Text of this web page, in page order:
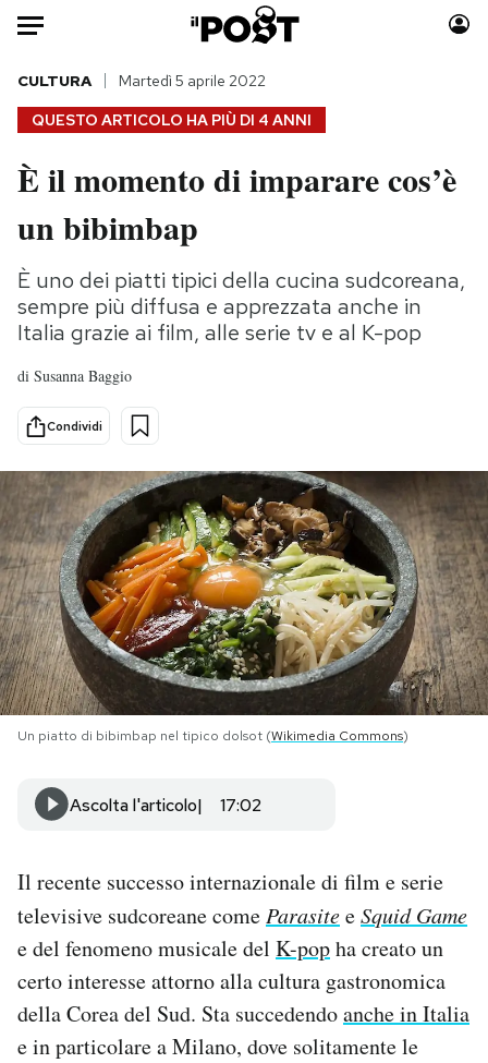
Auto
HOME
Italia
Politica
Tecnologia
Internet
Scienza
Cultura
Economia
Sport
Moda
Storie/Idee
Ok Boomer!
Media
PODCAST
NEWSLETTER
I MIEI PREFERITI
CALENDARIO
AREA PERSONALE
Area Personale
Notifiche mobile
Regala il Post
Hai bisogno di aiuto?
QUESTO ARTICOLO HA PIÙ DI 4 ANNI
CULTURA Martedì 5 aprile 2022
È il momento di imparare cos’è
un bibimbap
È uno dei piatti tipici della cucina sudcoreana,
sempre più diffusa e apprezzata anche in
Italia grazie ai film, alle serie tv e al K-pop
di Susanna Baggio
Condividi
Un piatto di bibimbap nel tipico dolsot (Wikimedia Commons)
Ascolta l'articolo 17:02
Il recente successo internazionale di film e serie
televisive sudcoreane comeParasiteeSquid Game
e del fenomeno musicale del K-popha creato un
certo interesse attorno alla cultura gastronomica
della Corea del Sud. Sta succedendoanche in Italia
e in particolare a Milano, dove solitamente le